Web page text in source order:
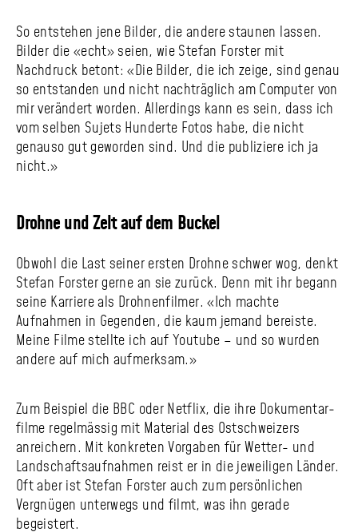
So entstehen jene Bilder, die andere staunen lassen.
Bilder die «echt» seien, wie Stefan Forster mit
Nachdruck betont: «Die Bilder, die ich zeige, sind genau
so entstanden und nicht nachträglich am Computer von
mir verändert worden. Allerdings kann es sein, dass ich
vom selben Sujets Hunderte Fotos habe, die nicht
genauso gut geworden sind. Und die publiziere ich ja
nicht.»
Drohne und Zelt auf dem Buckel
Obwohl die Last seiner ersten Drohne schwer wog, denkt
Stefan Forster gerne an sie zurück. Denn mit ihr begann
seine Karriere als Drohnen­filmer. «Ich machte
Aufnahmen in Gegenden, die kaum jemand bereiste.
Meine Filme stellte ich auf Youtube – und so wurden
andere auf mich aufmerksam.»
Zum Beispiel die BBC oder Netflix, die ihre Doku­mentar­
filme regelmässig mit Material des Ostschweizers
anreichern. Mit konkreten Vorgaben für Wetter- und
Landschafts­aufnahmen reist er in die jeweiligen Länder.
Oft aber ist Stefan Forster auch zum persönlichen
Vergnügen unterwegs und filmt, was ihn gerade
begeistert.